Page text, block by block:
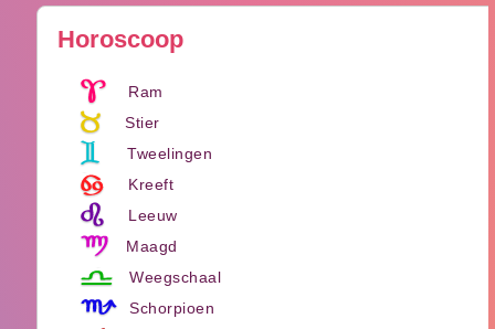
Horoscoop
Ram
Stier
Tweelingen
Kreeft
Leeuw
Maagd
Weegschaal
Schorpioen